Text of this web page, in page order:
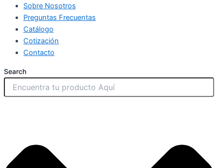
Sobre Nosotros
Preguntas Frecuentas
Catálogo
Cotización
Contacto
Search